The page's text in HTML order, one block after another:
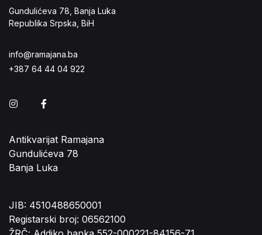
Gundulićeva 78, Banja Luka
Republika Srpska, BiH
info@ramajana.ba
+387 64 44 04 922
Instagram
Antikvarijat Ramajana
Gundulićeva 78
Banja Luka
JIB: 4510488650001
Registarski broj: 06562100